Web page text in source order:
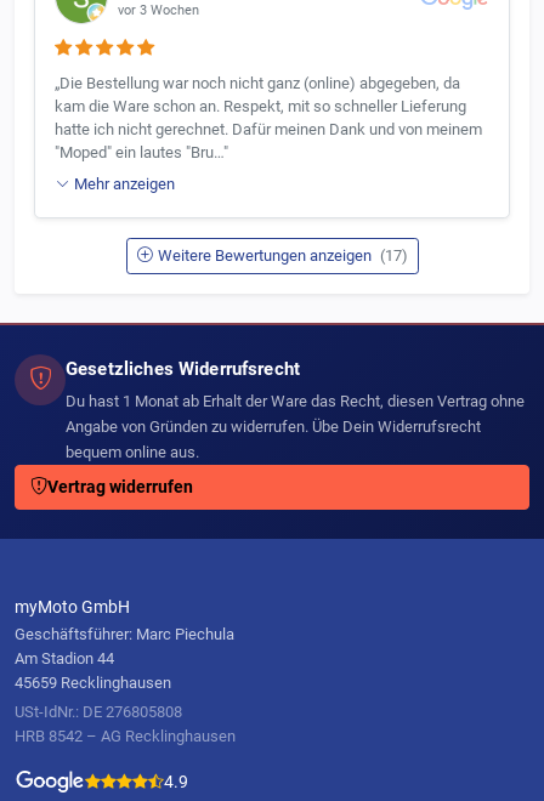
vor 3 Wochen
„Die Bestellung war noch nicht ganz (online) abgegeben, da
kam die Ware schon an. Respekt, mit so schneller Lieferung
hatte ich nicht gerechnet. Dafür meinen Dank und von meinem
"Moped" ein lautes "Bru…"
Mehr anzeigen
Weitere Bewertungen anzeigen (17)
Gesetzliches Widerrufsrecht
Du hast 1 Monat ab Erhalt der Ware das Recht, diesen Vertrag ohne
Angabe von Gründen zu widerrufen. Übe Dein Widerrufsrecht
bequem online aus.
Vertrag widerrufen
myMoto GmbH
Geschäftsführer: Marc Piechula
Am Stadion 44
45659 Recklinghausen
USt-IdNr.: DE 276805808
HRB 8542 – AG Recklinghausen
4.9